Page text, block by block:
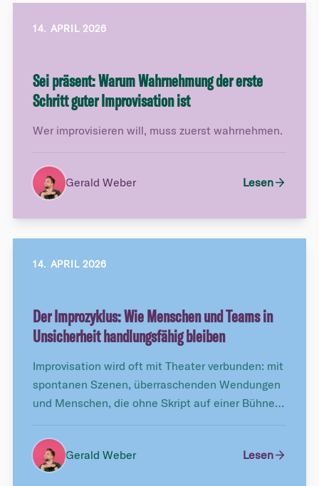
14. APRIL 2026
Sei präsent: Warum Wahrnehmung der erste
Schritt guter Improvisation ist
Wer improvisieren will, muss zuerst wahrnehmen.
Gerald Weber Lesen
14. APRIL 2026
Der Improzyklus: Wie Menschen und Teams in
Unsicherheit handlungsfähig bleiben
Improvisation wird oft mit Theater verbunden: mit
spontanen Szenen, überraschenden Wendungen
und Menschen, die ohne Skript auf einer Bühne
kurz.
Gerald Weber
Lesen